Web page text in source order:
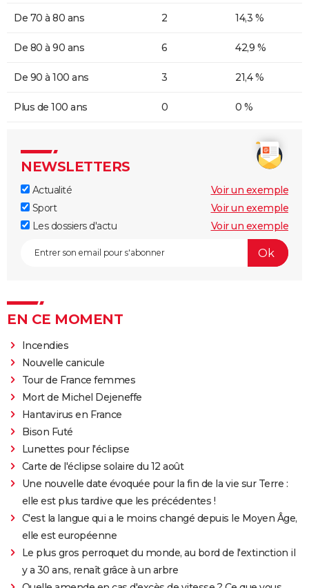
De 70 à 80 ans 2 14,3 %
De 80 à 90 ans 6 42,9 %
De 90 à 100 ans 3 21,4 %
Plus de 100 ans 0 0 %
NEWSLETTERS
Actualité
Voir un exemple
Sport
Voir un exemple
Les dossiers d'actu
Voir un exemple
EN CE MOMENT
Incendies
Nouvelle canicule
Tour de France femmes
Mort de Michel Dejeneffe
Hantavirus en France
Bison Futé
Lunettes pour l'éclipse
Carte de l'éclipse solaire du 12 août
Une nouvelle date évoquée pour la fin de la vie sur Terre :
elle est plus tardive que les précédentes !
C'est la langue qui a le moins changé depuis le Moyen Âge,
elle est européenne
Le plus gros perroquet du monde, au bord de l'extinction il
y a 30 ans, renaît grâce à un arbre